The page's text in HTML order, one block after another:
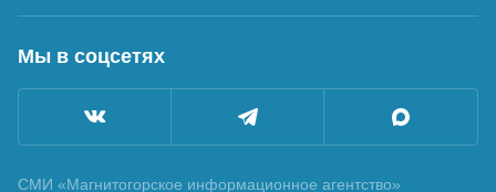
Мы в соцсетях
СМИ «Магнитогорское информационное агентство»